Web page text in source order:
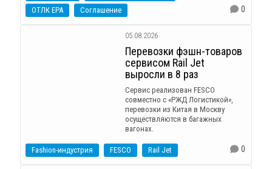
ОТЛК ЕРА
Соглашение 0
05.08.2026
Перевозки фэшн-товаров
сервисом Rail Jet
выросли в 8 раз
Сервис реализован FESCO
совместно с «РЖД Логистикой»,
перевозки из Китая в Москву
осуществляются в багажных
вагонах.
Fashion-индустрия FESCO Rail Jet 0